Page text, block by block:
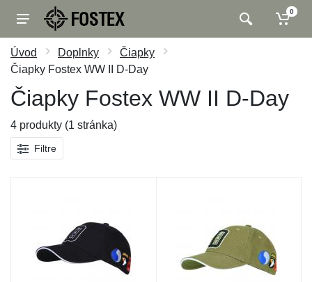
0
Úvod Doplnky
Čiapky
Čiapky Fostex WW II D-Day
Čiapky Fostex WW II D-Day
4 produkty (1 stránka)
Filtre